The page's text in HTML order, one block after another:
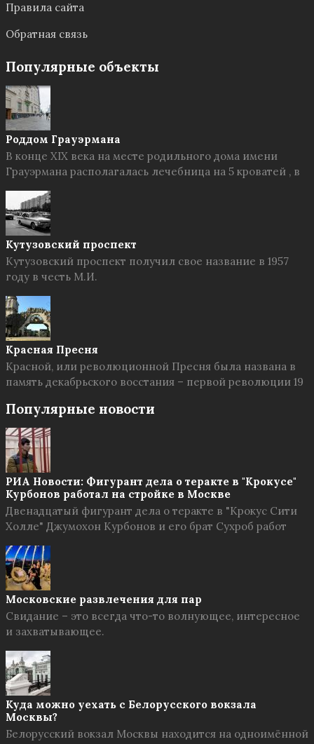
Правила сайта
Обратная связь
Популярные объекты
Роддом Грауэрмана
В конце XIX века на месте родильного дома имени
Грауэрмана располагалась лечебница на 5 кроватей , в
Кутузовский проспект
Кутузовский проспект получил свое название в 1957
году в честь М.И.
Красная Пресня
Красной, или революционной Пресня была названа в
память декабрьского восстания – первой революции 19
Популярные новости
РИА Новости: Фигурант дела о теракте в "Крокусе"
Курбонов работал на стройке в Москве
Двенадцатый фигурант дела о теракте в "Крокус Сити
Холле" Джумохон Курбонов и его брат Сухроб работ
Московские развлечения для пар
Свидание – это всегда что-то волнующее, интересное
и захватывающее.
Куда можно уехать с Белорусского вокзала
Москвы?
Белорусский вокзал Москвы находится на одноимённой